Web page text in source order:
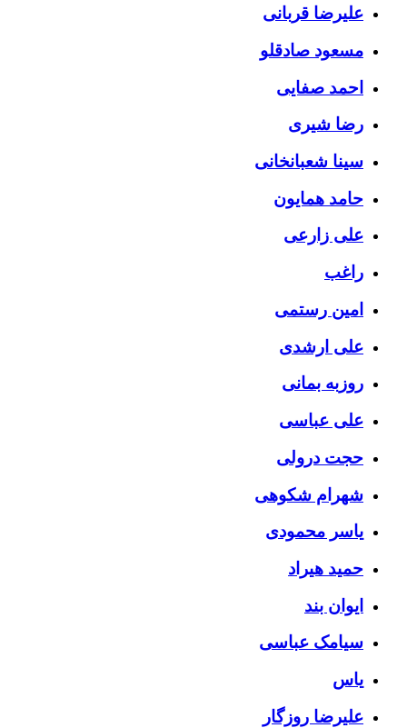
علیرضا قربانی
مسعود صادقلو
احمد صفایی
رضا شیری
سینا شعبانخانی
حامد همایون
علی زارعی
راغب
امین رستمی
علی ارشدی
روزبه بمانی
علی عباسی
حجت درولی
شهرام شکوهی
یاسر محمودی
حمید هیراد
ایوان بند
سیامک عباسی
یاس
علیرضا روزگار